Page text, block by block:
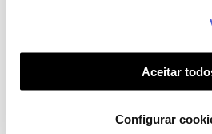
funcionalidades (cookies de
funcionalidade) e adaptar
(cookies de publicidade
utilização dos cookies clicando
Aceitar
Configurar
Hall of Fame de